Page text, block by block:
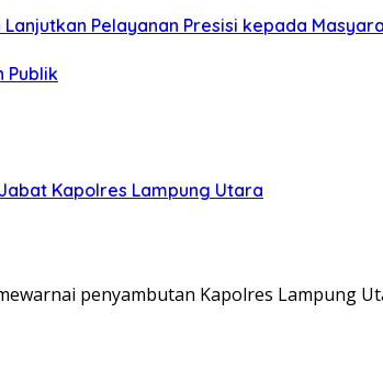
Pelayanan Presisi kepada
Publik
Kapolres Lampung Utara
penyambutan Kapolres Lampung